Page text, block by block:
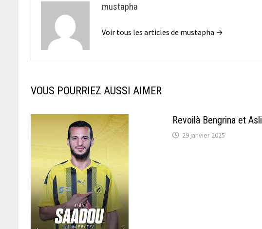
mustapha
Voir tous les articles de mustapha →
VOUS POURRIEZ AUSSI AIMER
Revoilà Bengrina et Asli
29 janvier 2025